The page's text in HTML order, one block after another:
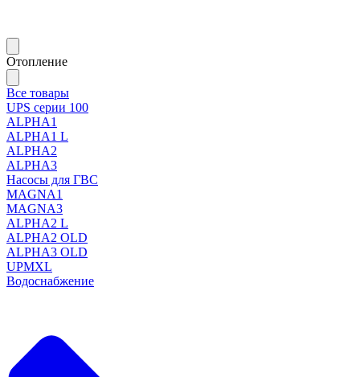
Отопление
Все товары
UPS серии 100
ALPHA1
ALPHA1 L
ALPHA2
ALPHA3
Насосы для ГВС
MAGNA1
MAGNA3
ALPHA2 L
ALPHA2 OLD
ALPHA3 OLD
UPMXL
Водоснабжение